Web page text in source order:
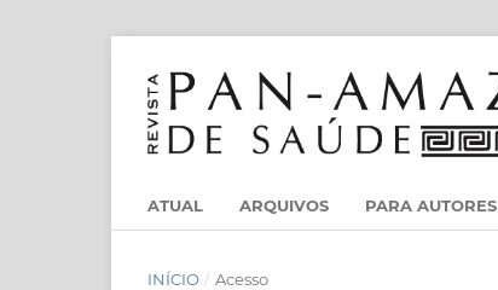
ATUAL ARQUIVOS PARA AUTORES
INÍCIO / Acesso